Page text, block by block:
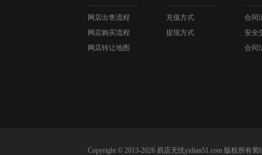
网店出售流程
网店购买流程
网店转让地图
充值方式
提现方式
合同
安全
合同
Copyright © 2013-2026 易店无忧yidian51.com 版权所有蜀